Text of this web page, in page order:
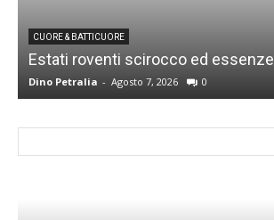
CUORE & BATTICUORE
Estati roventi scirocco ed essenze
Dino Petralia - Agosto 7, 2026 0